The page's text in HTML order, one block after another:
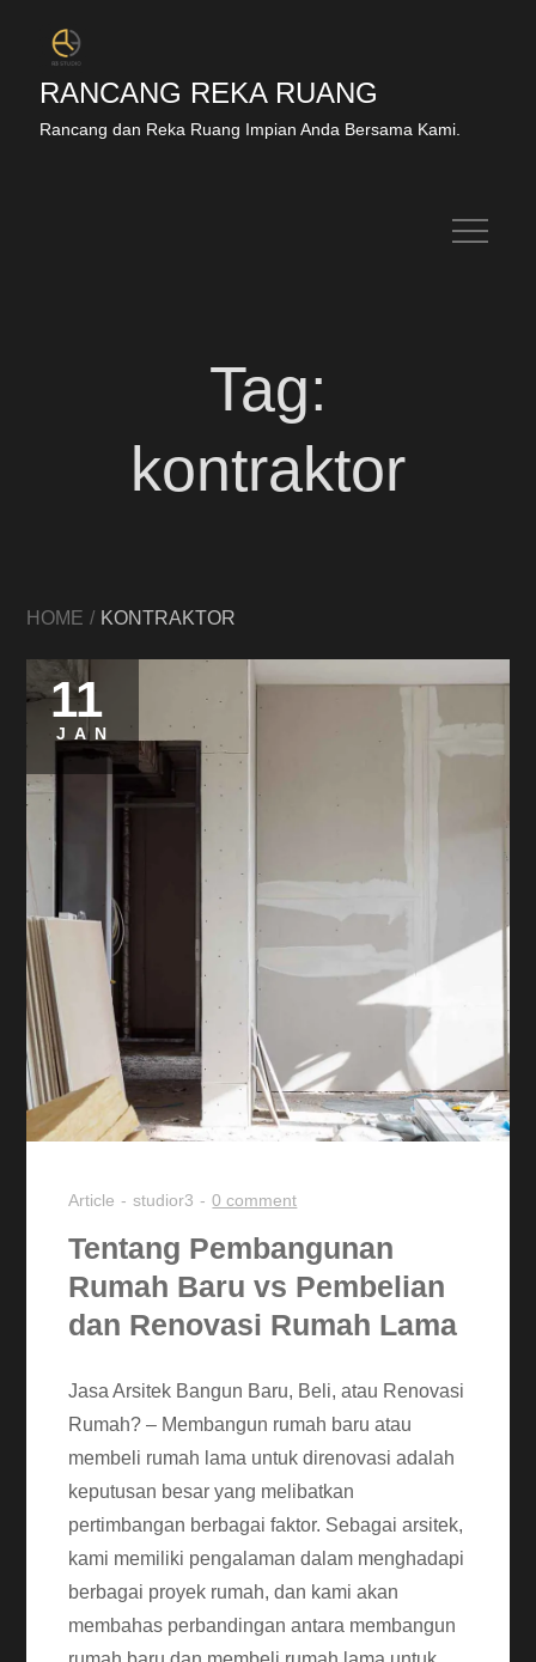
RANCANG REKA RUANG
Rancang dan Reka Ruang Impian Anda Bersama Kami.
Tag:
kontraktor
HOME KONTRAKTOR
11
JAN
Article studior3 0 comment
Tentang Pembangunan
Rumah Baru vs Pembelian
dan Renovasi Rumah Lama
Jasa Arsitek Bangun Baru, Beli, atau Renovasi
Rumah? – Membangun rumah baru atau
membeli rumah lama untuk direnovasi adalah
keputusan besar yang melibatkan
pertimbangan berbagai faktor. Sebagai arsitek,
kami memiliki pengalaman dalam menghadapi
berbagai proyek rumah, dan kami akan
membahas perbandingan antara membangun